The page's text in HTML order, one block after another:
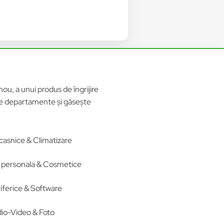
a unui produs de îngrijire
departamente și găsește
& Climatizare
& Cosmetice
& Software
Video & Foto